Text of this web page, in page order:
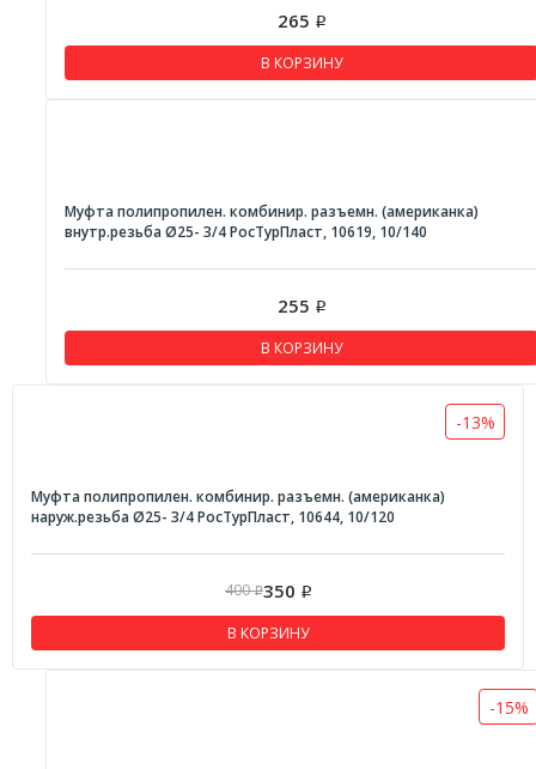
265 Р
В КОРЗИНУ
Муфта полипропилен. комбинир. разъемн. (американка)
внутр.резьба Ø25- 3/4 РосТурПласт, 10619, 10/140
255 Р
В КОРЗИНУ
-13%
Муфта полипропилен. комбинир. разъемн. (американка)
наруж.резьба Ø25- 3/4 РосТурПласт, 10644, 10/120
400Р350 Р
В КОРЗИНУ
-15%